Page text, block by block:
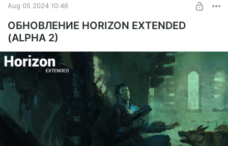
* Прикрутил 52 анимации использования предметов,
Aug 05 2024 10:46
ОБНОВЛЕНИЕ HORIZON EXTENDED
(ALPHA 2)